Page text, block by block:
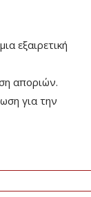
εξαιρετική
αποριών.
για την